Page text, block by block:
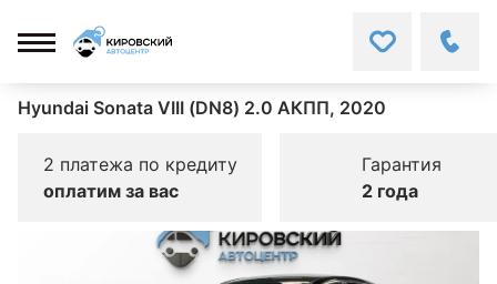
Hyundai Sonata VIII (DN8) 2.0 АКПП, 2020
2 платежа по кредиту
оплатим за вас
Гарантия
2 года